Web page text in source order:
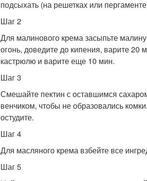
подсыхать (на решетках или
Шаг 2
Для малинового крема засыпьте
огонь, доведите до кипения, варите 20
кастрюлю и варите еще 10 мин.
Шаг 3
Смешайте пектин с оставшимся
венчиком, чтобы не образовались
остудите.
Шаг 4
Для масляного крема взбейте все
Шаг 5